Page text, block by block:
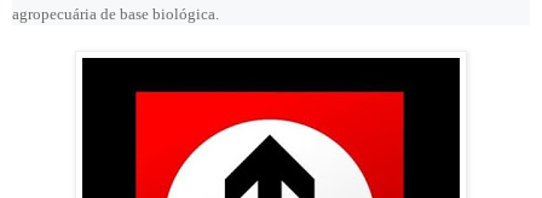
agropecuária de base biológica.